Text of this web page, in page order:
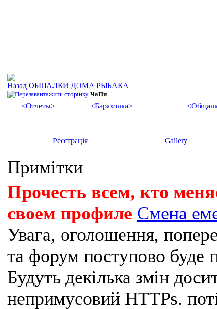
ОБЩАЛКИ ДОМА РЫБАКА
ЧаПи
<Отчеты> <Барахолка>
Реєстрація Gallery
Примітки
Прочесть всем, кто
своем профиле Смена
Увага, оголошення,
та форум поступово буде
Будуть декілька змін
непримусовий HTTPs.